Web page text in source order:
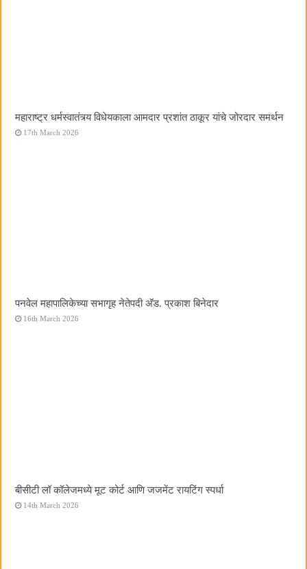
महाराष्ट्र धर्मस्वातंत्र्य विधेयकाला आमदार प्रशांत ठाकूर यांचे जोरदार समर्थन
17th March 2026
पनवेल महापालिकेच्या सभागृह नेतेपदी अ‍ॅड. प्रकाश बिनेदार
16th March 2026
बीसीटी लॉ कॉलेजमध्ये मूट कोर्ट आणि जजमेंट रायटिंग स्पर्धा
14th March 2026